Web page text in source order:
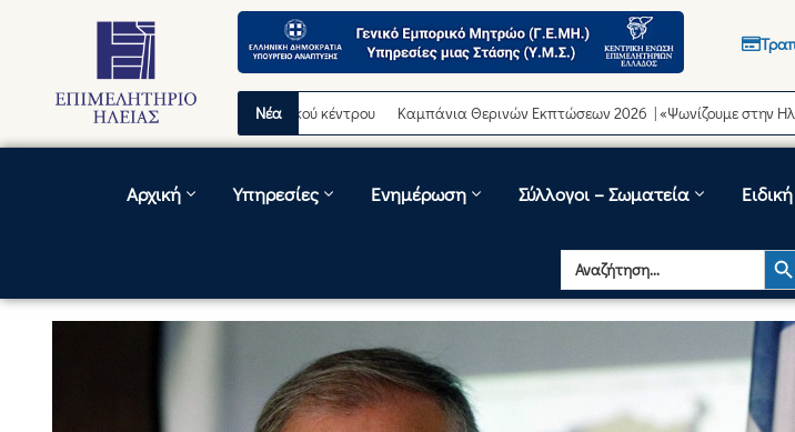
Νέα
διακοπή λειτουργίας τηλεφωνικού κέντρου Καμπάνια Θερινών Εκπτώσεων 2026 | «Ψωνίζουμε στην Ηλεία —
Αρχική Υπηρεσίες Ενημέρωση Σύλλογοι – Σωματεία
Search
for:
Search